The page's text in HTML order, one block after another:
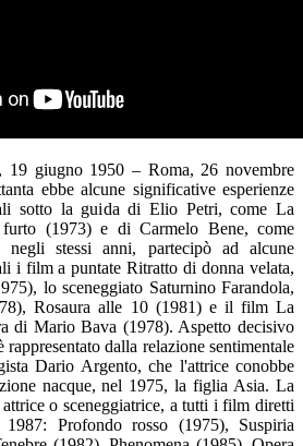
19 giugno 1950 – Roma, 26 novembre
ebbe alcune significative esperienze
sotto la guida di Elio Petri, come La
(1973) e di Carmelo Bene, come
negli stessi anni, partecipò ad alcune
i film a puntate Ritratto di donna velata,
lo sceneggiato Saturnino Farandola,
Rosaura alle 10 (1981) e il film La
di Mario Bava (1978). Aspetto decisivo
dalla relazione sentimentale
Dario Argento, che l'attrice conobbe
nacque, nel 1975, la figlia Asia. La
o sceneggiatrice, a tutti i film diretti
Profondo rosso (1975), Suspiria